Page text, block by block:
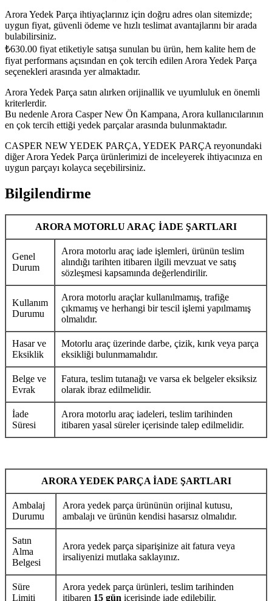
Arora Yedek Parça ihtiyaçlarınız için doğru adres olan sitemizde;
uygun fiyat, güvenli ödeme ve hızlı teslimat avantajlarını bir arada
bulabilirsiniz.
₺630.00 fiyat etiketiyle satışa sunulan bu ürün, hem kalite hem de
fiyat performans açısından en çok tercih edilen Arora Yedek Parça
seçenekleri arasında yer almaktadır.
Arora Yedek Parça satın alırken orijinallik ve uyumluluk en önemli
kriterlerdir.
Bu nedenle Arora Casper New Ön Kampana, Arora kullanıcılarının
en çok tercih ettiği yedek parçalar arasında bulunmaktadır.
CASPER NEW YEDEK PARÇA, YEDEK PARÇA reyonundaki
diğer Arora Yedek Parça ürünlerimizi de inceleyerek ihtiyacınıza en
uygun parçayı kolayca seçebilirsiniz.
Bilgilendirme
ARORA MOTORLU ARAÇ İADE ŞARTLARI
Genel
Durum
Arora motorlu araç iade işlemleri, ürünün teslim
alındığı tarihten itibaren ilgili mevzuat ve satış
sözleşmesi kapsamında değerlendirilir.
Kullanım
Durumu
Arora motorlu araçlar kullanılmamış, trafiğe
çıkmamış ve herhangi bir tescil işlemi yapılmamış
olmalıdır.
Hasar ve
Eksiklik
Motorlu araç üzerinde darbe, çizik, kırık veya parça
eksikliği bulunmamalıdır.
Belge ve
Evrak
Fatura, teslim tutanağı ve varsa ek belgeler eksiksiz
olarak ibraz edilmelidir.
İade
Süresi
Arora motorlu araç iadeleri, teslim tarihinden
itibaren yasal süreler içerisinde talep edilmelidir.
ARORA YEDEK PARÇA İADE ŞARTLARI
Ambalaj
Durumu
Arora yedek parça ürününün orijinal kutusu,
ambalajı ve ürünün kendisi hasarsız olmalıdır.
Satın
Alma
Belgesi
Arora yedek parça siparişinize ait fatura veya
irsaliyenizi mutlaka saklayınız.
Süre
Limiti
Arora yedek parça ürünleri, teslim tarihinden
itibaren 15 gün içerisinde iade edilebilir.